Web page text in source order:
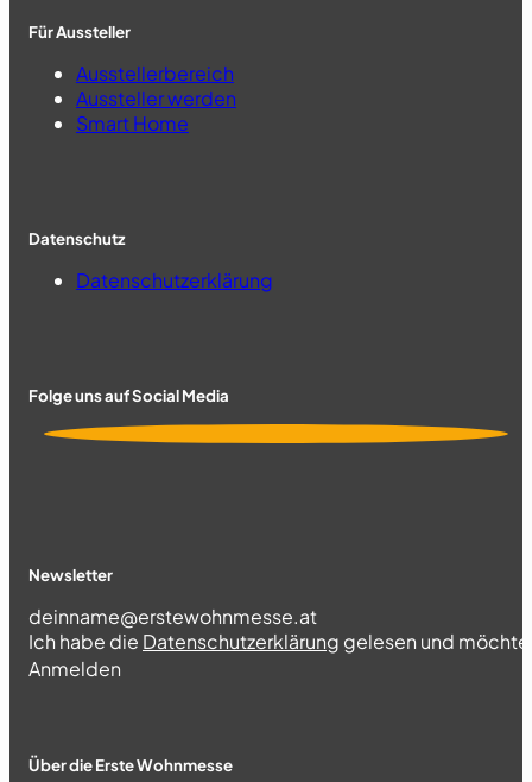
Für Aussteller
Ausstellerbereich
Aussteller werden
Smart Home
Datenschutz
Datenschutzerklärung
Folge uns auf Social Media
Newsletter
Section
Ich habe die Datenschutzerklärung gelesen und
Abschnitt
Anmelden
Über die Erste Wohnmesse